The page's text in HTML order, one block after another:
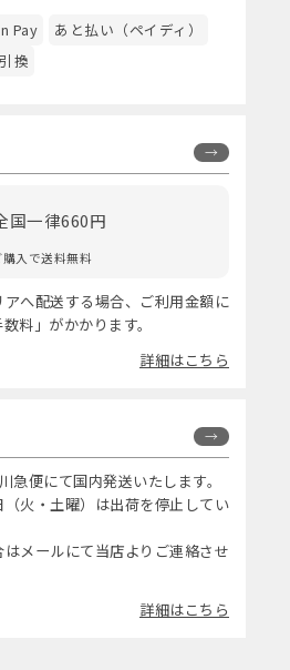
Pay
あと払い（ペイディ）
換
国一律660円
入で送料無料
へ配送する場合、ご利用金額に
料」がかかります。
詳細はこちら
急便にて国内発送いたします。
火・土曜）は出荷を停止してい
メールにて当店よりご連絡させ
詳細はこちら